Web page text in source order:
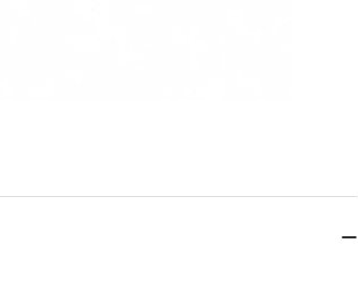
−